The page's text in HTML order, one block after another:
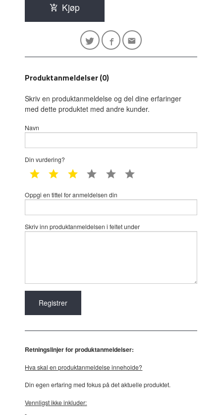
Kjøp
Produktanmeldelser (0)
Skriv en produktanmeldelse og del dine erfaringer
med dette produktet med andre kunder.
Navn
Din vurdering?
1 star 2 star 3 star 4 star 5 star
Oppgi en tittel for anmeldelsen din
Skriv inn produktanmeldelsen i feltet under
Retningslinjer for produktanmeldelser:
Hva skal en produktanmeldelse inneholde?
Din egen erfaring med fokus på det aktuelle produktet.
Vennligst ikke inkluder: